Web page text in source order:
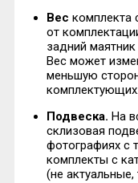
Вес комплекта
от
задний
Вес может
меньшую
комплектующих.
Подвеска. На
склизовая
фотографиях с
комплекты с
(не актуальные,